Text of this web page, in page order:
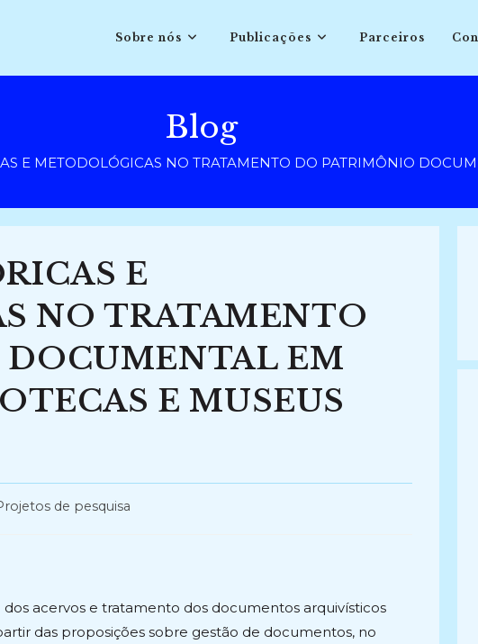
Sobre nós Publicações Parceiros
Blog
E METODOLÓGICAS NO TRATAMENTO DO PATRIMÔNIO
E
NO TRATAMENTO
EM
E MUSEUS
de pesquisa
acervos e tratamento dos documentos arquivísticos
das proposições sobre gestão de documentos, no